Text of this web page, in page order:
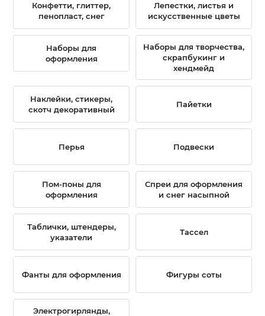
Конфетти, глиттер,
пенопласт, снег
Лепестки, листья и
искусственные цветы
Наборы для
оформления
Наборы для творчества,
скрапбукинг и
хендмейд
Наклейки, стикеры,
скотч декоративный
Пайетки
Перья Подвески
Пом-поны для
оформления
Спреи для оформления
и снег насыпной
Таблички, штендеры,
указатели
Тассел
Фанты для оформления Фигуры соты
Электрогирлянды,